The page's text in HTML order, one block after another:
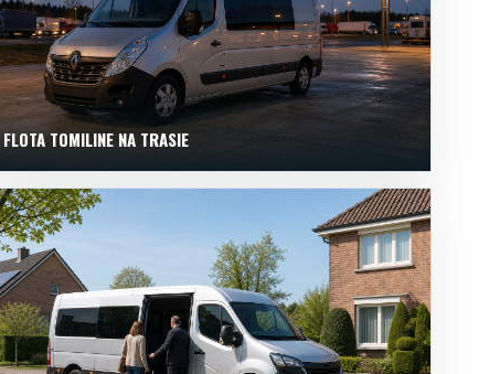
FLOTA TOMILINE NA TRASIE